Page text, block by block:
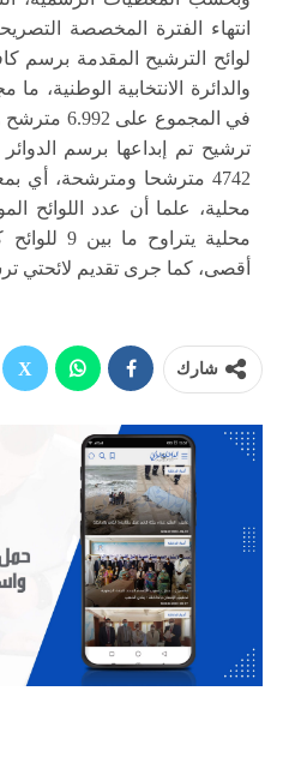
انتهاء الفترة المخصصة
لوائح الترشيح المقدمة برسم
ترشيح تم إبداعها برسم الدوائر
محلية، علما أن عدد اللوائح
أقصى، كما جرى تقديم لائحتي
شارك